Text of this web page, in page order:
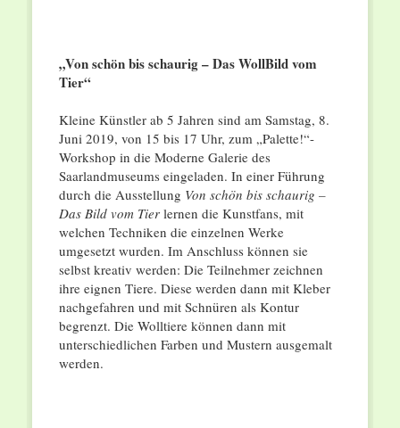
„Von schön bis schaurig – Das WollBild vom
Tier“
Kleine Künstler ab 5 Jahren sind am Samstag, 8.
Juni 2019, von 15 bis 17 Uhr, zum „Palette!“-
Workshop in die Moderne Galerie des
Saarlandmuseums eingeladen. In einer Führung
durch die Ausstellung Von schön bis schaurig –
Das Bild vom Tier lernen die Kunstfans, mit
welchen Techniken die einzelnen Werke
umgesetzt wurden. Im Anschluss können sie
selbst kreativ werden: Die Teilnehmer zeichnen
ihre eignen Tiere. Diese werden dann mit Kleber
nachgefahren und mit Schnüren als Kontur
begrenzt. Die Wolltiere können dann mit
unterschiedlichen Farben und Mustern ausgemalt
werden.